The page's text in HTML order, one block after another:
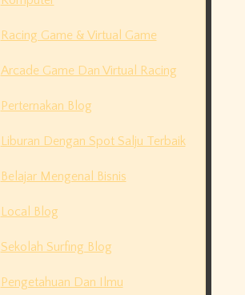
Racing Game & Virtual Game
Arcade Game Dan Virtual Racing
Perternakan Blog
Liburan Dengan Spot Salju Terbaik
Belajar Mengenal Bisnis
Local Blog
Sekolah Surfing Blog
Pengetahuan Dan Ilmu